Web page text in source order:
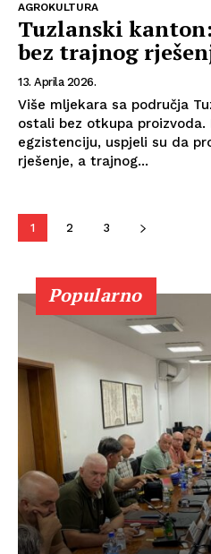
AGROKULTURA
Tuzlanski
bez trajnog
13. Aprila 2026.
Više mljekara sa područja
ostali bez otkupa proizvoda.
egzistenciju, uspjeli su da
rješenje, a trajnog...
1 2 3
Popularno